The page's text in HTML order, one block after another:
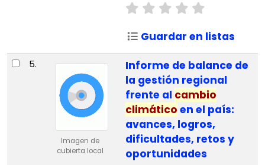
Guardar en listas
5.
Imagen de
cubierta local
Informe de balance de
la gestión regional
frente al cambio
climático en el país:
avances, logros,
dificultades, retos y
oportunidades